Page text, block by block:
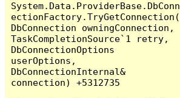
System.Data.ProviderBase.DbConn
ectionFactory.TryGetConnection(
DbConnection owningConnection,
TaskCompletionSource`1 retry,
DbConnectionOptions
userOptions,
DbConnectionInternal&
connection) +5312735